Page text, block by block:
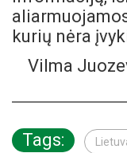
kurių nėra
Vilma
Tags: